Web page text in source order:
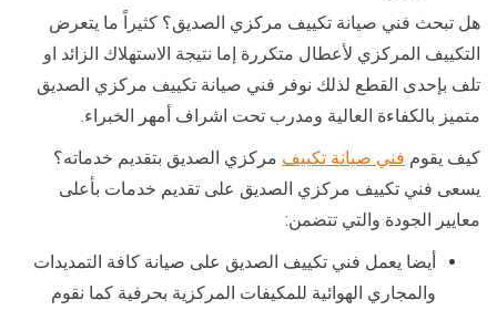
هل تبحث فني صيانة تكييف مركزي الصديق؟ كثيراً ما يتعرض
التكييف المركزي لأعطال متكررة إما نتيجة الاستهلاك الزائد او
تلف بإحدى القطع لذلك نوفر فني صيانة تكييف مركزي الصديق
متميز بالكفاءة العالية ومدرب تحت اشراف أمهر الخبراء.
كيف يقوم فني صيانة تكييف مركزي الصديق بتقديم خدماته؟
يسعى فني تكييف مركزي الصديق على تقديم خدمات بأعلى
معايير الجودة والتي تتضمن:
أيضا يعمل فني تكييف الصديق على صيانة كافة التمديدات
والمجاري الهوائية للمكيفات المركزية بحرفية كما نقوم